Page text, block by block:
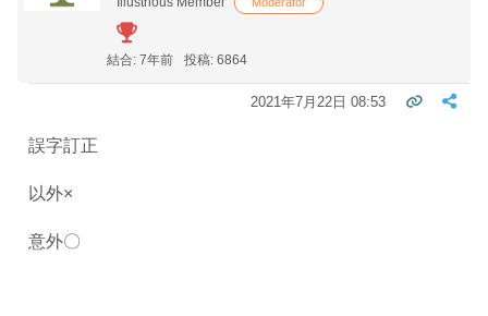
結合: 7年前 投稿: 6864
2021年7月22日 08:53
誤字訂正
以外×
意外〇